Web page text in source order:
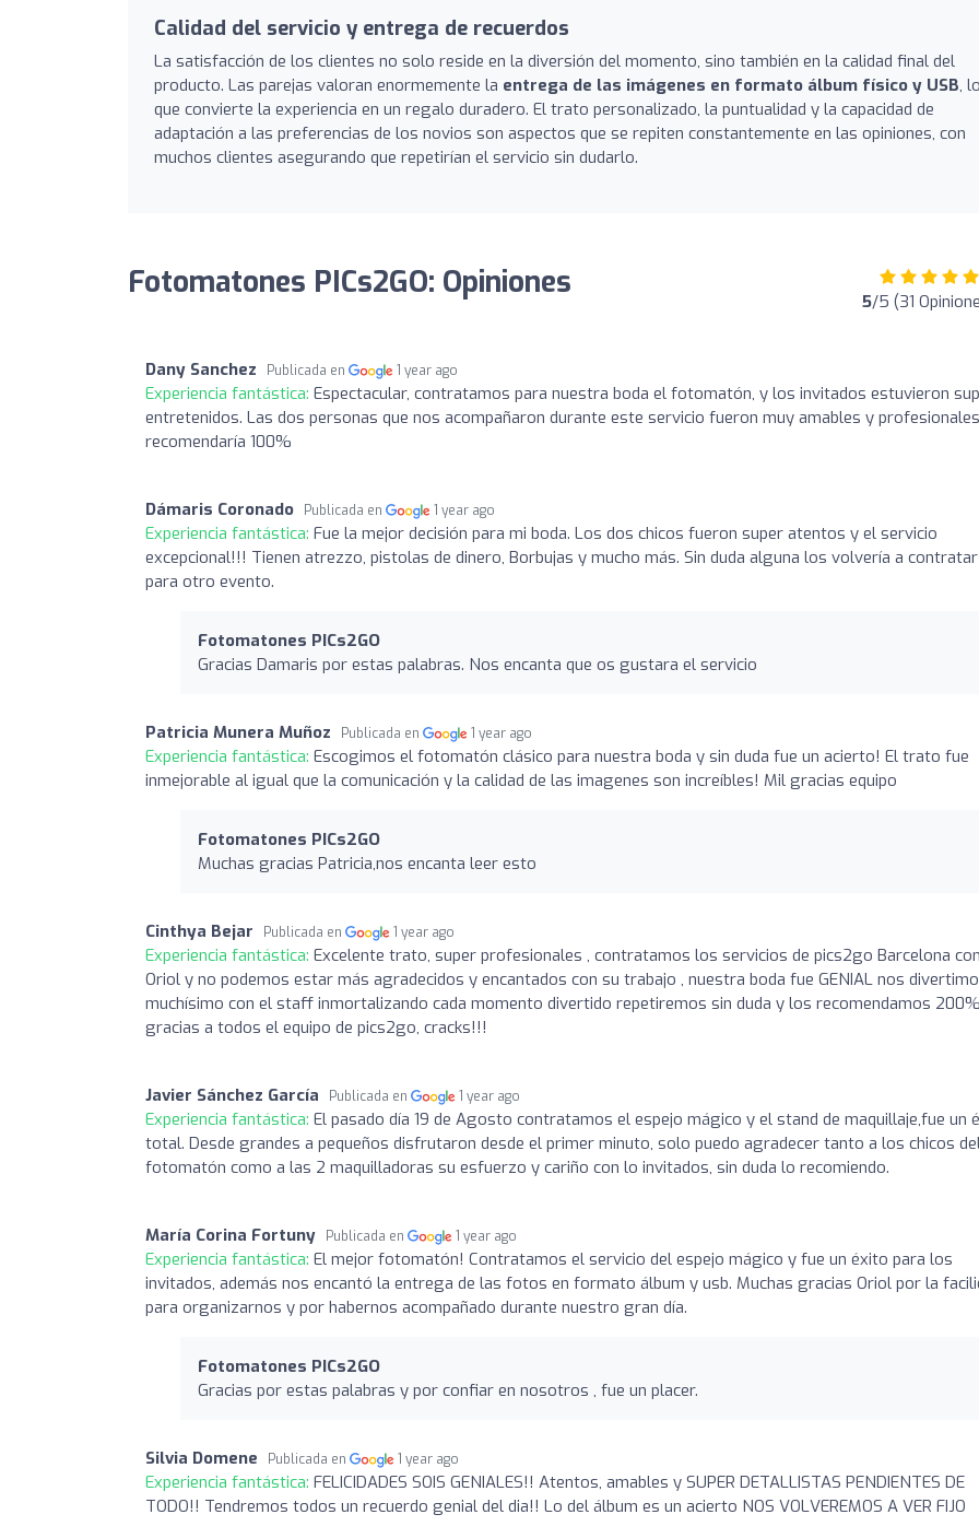
Calidad del servicio y entrega de recuerdos
La satisfacción de los clientes no solo reside en la diversión del momento, sino también en la calidad final del
producto. Las parejas valoran enormemente la entrega de las imágenes en formato álbum físico y USB, lo
que convierte la experiencia en un regalo duradero. El trato personalizado, la puntualidad y la capacidad de
adaptación a las preferencias de los novios son aspectos que se repiten constantemente en las opiniones, con
muchos clientes asegurando que repetirían el servicio sin dudarlo.
Fotomatones PICs2GO: Opiniones 5/5 (31
Dany Sanchez Publicada en 1 year ago
Experiencia fantástica: Espectacular, contratamos para nuestra boda el fotomatón, y los invitados estuvieron
entretenidos. Las dos personas que nos acompañaron durante este servicio fueron muy amables y
recomendaría 100%
Dámaris Coronado Publicada en 1 year ago
Experiencia fantástica: Fue la mejor decisión para mi boda. Los dos chicos fueron super atentos y el servicio
excepcional!!! Tienen atrezzo, pistolas de dinero, Borbujas y mucho más. Sin duda alguna los volvería a contratar
para otro evento.
Fotomatones PICs2GO
Gracias Damaris por estas palabras. Nos encanta que os gustara el servicio
Patricia Munera Muñoz Publicada en 1 year ago
Experiencia fantástica: Escogimos el fotomatón clásico para nuestra boda y sin duda fue un acierto! El trato fue
inmejorable al igual que la comunicación y la calidad de las imagenes son increíbles! Mil gracias equipo
Fotomatones PICs2GO
Muchas gracias Patricia,nos encanta leer esto
Cinthya Bejar Publicada en 1 year ago
Experiencia fantástica: Excelente trato, super profesionales , contratamos los servicios de pics2go Barcelona con
Oriol y no podemos estar más agradecidos y encantados con su trabajo , nuestra boda fue GENIAL nos
muchísimo con el staff inmortalizando cada momento divertido repetiremos sin duda y los recomendamos
gracias a todos el equipo de pics2go, cracks!!!
Javier Sánchez García Publicada en 1 year ago
Experiencia fantástica: El pasado día 19 de Agosto contratamos el espejo mágico y el stand de maquillaje,fue un
total. Desde grandes a pequeños disfrutaron desde el primer minuto, solo puedo agradecer tanto a los chicos
fotomatón como a las 2 maquilladoras su esfuerzo y cariño con lo invitados, sin duda lo recomiendo.
María Corina Fortuny Publicada en 1 year ago
Experiencia fantástica: El mejor fotomatón! Contratamos el servicio del espejo mágico y fue un éxito para los
invitados, además nos encantó la entrega de las fotos en formato álbum y usb. Muchas gracias Oriol por la
para organizarnos y por habernos acompañado durante nuestro gran día.
Fotomatones PICs2GO
Gracias por estas palabras y por confiar en nosotros , fue un placer.
Silvia Domene Publicada en 1 year ago
Experiencia fantástica: FELICIDADES SOIS GENIALES!! Atentos, amables y SUPER DETALLISTAS PENDIENTES DE
TODO!! Tendremos todos un recuerdo genial del dia!! Lo del álbum es un acierto NOS VOLVEREMOS A VER FIJO